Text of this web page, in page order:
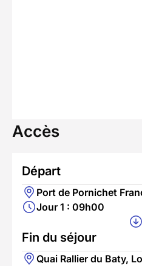
Accès
Départ
Port de Pornichet
Jour 1 : 09h00
Fin du séjour
Quai Rallier du Baty,